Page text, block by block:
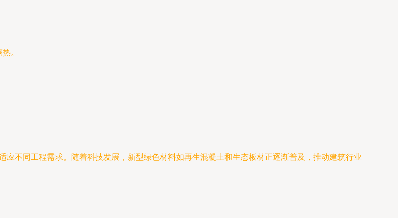
。
不同工程需求。随着科技发展，新型绿色材料如再生混凝土和生态板材正逐渐普及，推动建筑行业